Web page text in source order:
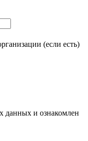
(если есть)
данных и ознакомлен